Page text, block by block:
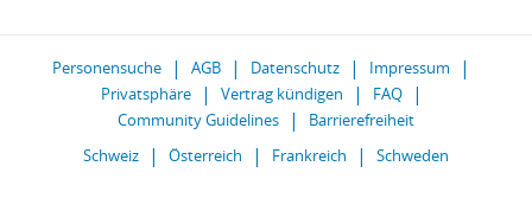
Personensuche AGB Datenschutz
Impressum
Privatsphäre
Vertrag kündigen
FAQ
Community Guidelines
Barrierefreiheit
Schweiz
Österreich Frankreich Schweden